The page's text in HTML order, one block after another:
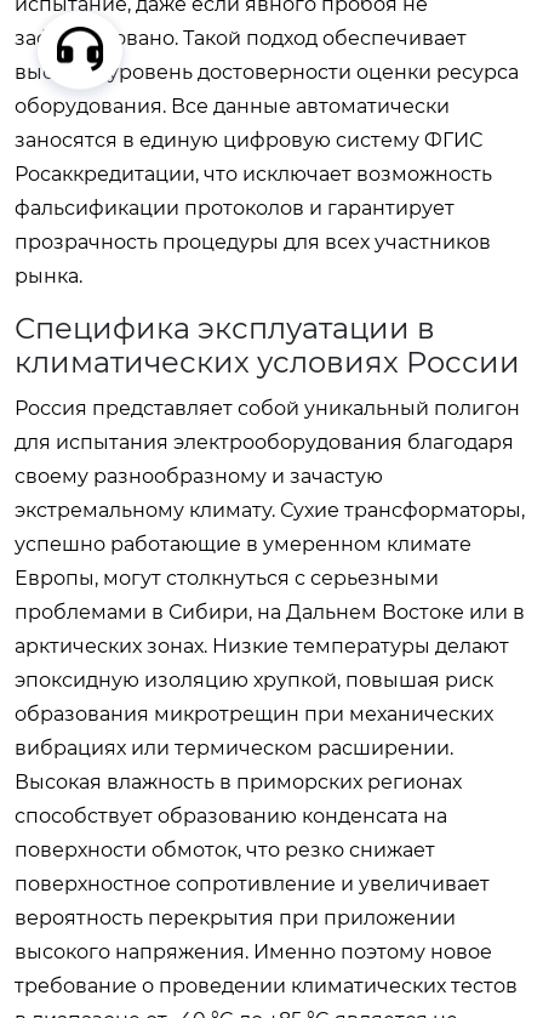
испытание, даже если явного пробоя не
зафиксировано. Такой подход обеспечивает
высокий уровень достоверности оценки ресурса
оборудования. Все данные автоматически
заносятся в единую цифровую систему ФГИС
Росаккредитации, что исключает возможность
фальсификации протоколов и гарантирует
прозрачность процедуры для всех участников
рынка.
Специфика эксплуатации в
климатических условиях России
Россия представляет собой уникальный полигон
для испытания электрооборудования благодаря
своему разнообразному и зачастую
экстремальному климату. Сухие трансформаторы,
успешно работающие в умеренном климате
Европы, могут столкнуться с серьезными
проблемами в Сибири, на Дальнем Востоке или в
арктических зонах. Низкие температуры делают
эпоксидную изоляцию хрупкой, повышая риск
образования микротрещин при механических
вибрациях или термическом расширении.
Высокая влажность в приморских регионах
способствует образованию конденсата на
поверхности обмоток, что резко снижает
поверхностное сопротивление и увеличивает
вероятность перекрытия при приложении
высокого напряжения. Именно поэтому новое
требование о проведении климатических тестов